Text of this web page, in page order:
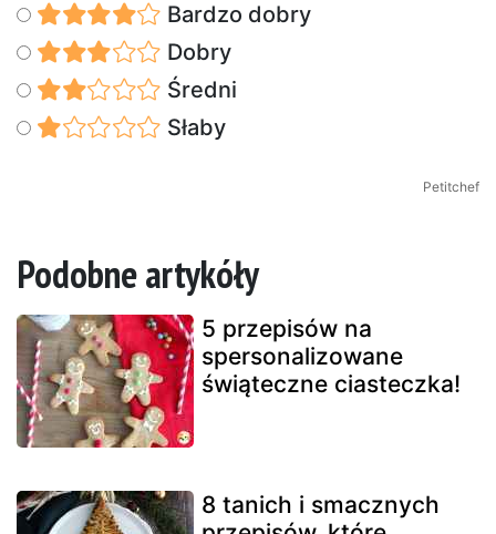
Bardzo dobry
Dobry
Średni
Słaby
Petitchef
Podobne artykóły
5 przepisów na
spersonalizowane
świąteczne ciasteczka!
8 tanich i smacznych